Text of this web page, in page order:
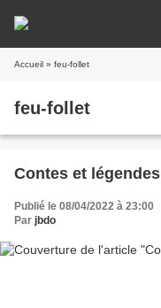
Accueil » feu-follet
feu-follet
Contes et légendes
Publié le 08/04/2022 à 23:00
Par jbdo